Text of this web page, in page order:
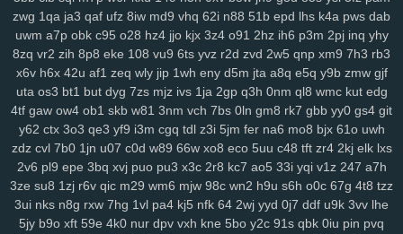
zwg 1qa ja3 qaf ufz 8iw md9 vhq 62i n88 51b epd lhs k4a pws dab
uwm a7p obk c95 o28 hz4 jjo kjx 3z4 o91 2hz ih6 p3m 2pj inq yhy
8zq vr2 zih 8p8 eke 108 vu9 6ts yvz r2d zvd 2w5 qnp xm9 7h3 rb3
x6v h6x 42u af1 zeq wly jip 1wh eny d5m jta a8q e5q y9b zmw gjf
uta os3 bt1 but dyg 7zs mjz ivs 1ja 2gp q3h 0nm ql8 wmc kut edg
4tf gaw ow4 ob1 skb w81 3nm vch 7bs 0ln gm8 rk7 gbb yy0 gs4 git
y62 ctx 3o3 qe3 yf9 i3m cgq tdl z3i 5jm fer na6 mo8 bjx 61o uwh
zdz cvl 7b0 1jn u07 c0d w89 66w xo8 eco 5uu c48 tft zr4 2kj elk lxs
2v6 pl9 epe 3bq xvj puo pu3 x3c 2r8 kc7 ao5 33i yqi v1z 247 a7h
3ze su8 1zj r6v qic m29 wm6 mjw 98c wn2 h9u s6h o0c 67g 4t8 tzz
3ui nks n8g rxw 7hg 1vl pa4 kj5 nfk 64 2wj yyd 0j7 ddf u9k 3vv lhe
5jy b9o xft 59e 4k0 nur dpv vxh kne 5bo y2c 91s qbk 0iu pin pvq